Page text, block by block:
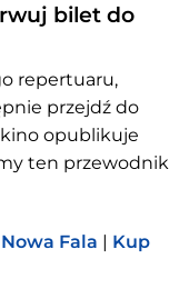
bilet do
repertuaru,
przejdź do
opublikuje
ten przewodnik
Fala | Kup